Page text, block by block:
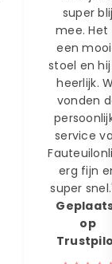
super
mee. Het
een
stoel en
heerlijk.
vonden
service
erg fijn
super
op